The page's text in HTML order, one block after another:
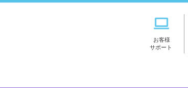
お客様
サポート